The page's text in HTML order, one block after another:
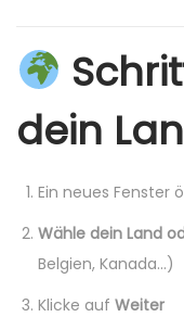
dein
Ein neues Fenster
Wähle dein Land
Belgien, Kanada…)
Klicke auf Weiter